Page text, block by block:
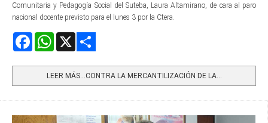
Comunitaria y Pedagogía Social del Suteba, Laura Altamirano, de cara al paro
nacional docente previsto para el lunes 3 por la Ctera.
FacebookWhatsApp
LEER MÁS…CONTRA LA MERCANTILIZACIÓN DE LA...